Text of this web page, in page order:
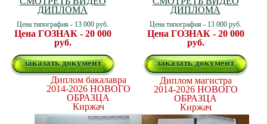
ДИПЛОМА
Цена типография - 13 000 руб.
Цена ГОЗНАК - 20 000
руб.
заказать документ
ДИПЛОМА
Цена типография - 13 000 руб.
Цена ГОЗНАК - 20 000
руб.
заказать документ
Диплом бакалавра
2014-2026 НОВОГО
ОБРАЗЦА
Киржач
Диплом магистра
2014-2026 НОВОГО
ОБРАЗЦА
Киржач